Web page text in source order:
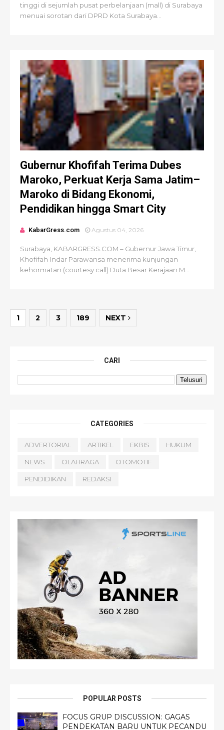
tinggi di sejumlah pusat perbelanjaan (mall) di Surabaya
menuai sorotan dari DPRD Kota Surabaya...
Gubernur Khofifah Terima Dubes
Maroko, Perkuat Kerja Sama Jatim–
Maroko di Bidang Ekonomi,
Pendidikan hingga Smart City
KabarGress.com Agustus 04, 2026
Surabaya, KABARGRESS.COM – Gubernur Jawa Timur,
Khofifah Indar Parawansa menerima kunjungan
kehormatan (courtesy call) Duta Besar Kerajaan M...
1 2 3 189 NEXT
CARI
CATEGORIES
ADVERTORIAL ARTIKEL EKBIS HUKUM
NEWS OLAHRAGA OTOMOTIF
PENDIDIKAN REDAKSI
POPULAR POSTS
FOCUS GRUP DISCUSSION: GAGAS
PENDEKATAN BARU UNTUK PECANDU